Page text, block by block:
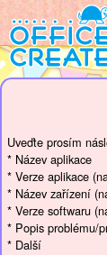
Uveďte prosím
* Název aplikace
* Verze aplikace
* Název zařízení
* Verze softwaru
* Popis problému/
* Další